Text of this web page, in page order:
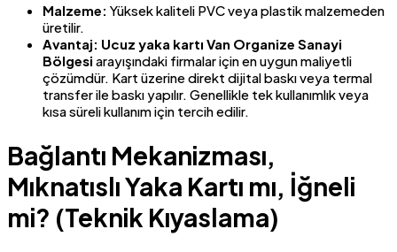
Malzeme: Yüksek kaliteli PVC veya plastik malzemeden
üretilir.
Avantaj: Ucuz yaka kartı Van Organize Sanayi
Bölgesi arayışındaki firmalar için en uygun maliyetli
çözümdür. Kart üzerine direkt dijital baskı veya termal
transfer ile baskı yapılır. Genellikle tek kullanımlık veya
kısa süreli kullanım için tercih edilir.
Bağlantı Mekanizması,
Mıknatıslı Yaka Kartı mı, İğneli
mi? (Teknik Kıyaslama)